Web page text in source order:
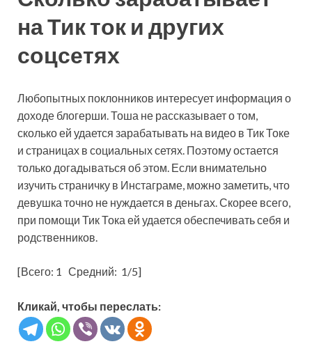
на Тик ток и других
соцсетях
Любопытных поклонников интересует информация о
доходе блогерши. Тоша не рассказывает о том,
сколько ей удается зарабатывать на видео в Тик Токе
и страницах в социальных сетях. Поэтому остается
только догадываться об этом. Если внимательно
изучить страничку в Инстаграме, можно заметить, что
девушка точно не нуждается в деньгах. Скорее всего,
при помощи Тик Тока ей удается обеспечивать себя и
родственников.
[Всего: 1 Средний: 1/5]
Кликай, чтобы переслать: